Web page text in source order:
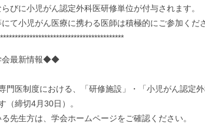
びに小児がん認定外科医研修単位が付与されます。
て小児がん医療に携わる医師は積極的にご参加くだ
会最新情報◆◆
門医制度における、「研修施設」・「小児がん認定
（締切4月30日）。
先生方は、学会ホームページをご確認ください。